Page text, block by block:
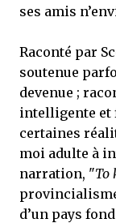
ses amis
Raconté par
soutenue
devenue ;
intelligente et
certaines
moi adulte à
narration, "To
d’un pays